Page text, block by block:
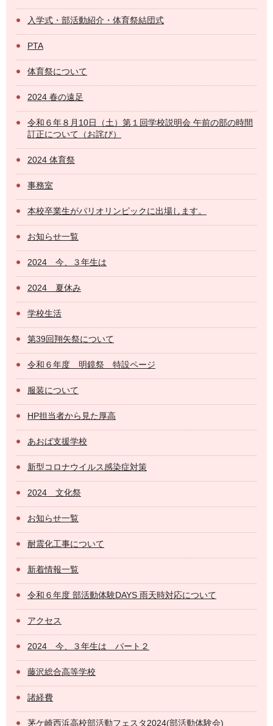
入学式・部活動紹介・体育祭結団式
PTA
体育祭について
2024 春の遠足
令和６年８月10日（土）第１回学校説明会 午前の部の時間
訂正について（お詫び）
2024 体育祭
事務室
本校卒業生がパリオリンピックに出場します。
お知らせ一覧
2024 今、３年生は
2024 夏休み
学校生活
第39回翔矢祭について
令和６年度 明鏡祭 特設ページ
服装について
HP担当者から見た厚高
あおば支援学校
新型コロナウイルス感染症対策
2024 文化祭
お知らせ一覧
耐震化工事について
新着情報一覧
令和６年度 部活動体験DAYS 雨天時対応について
アクセス
2024 今、３年生は パート２
藤沢総合高等学校
諸経費
茅ケ崎西浜高校部活動フェスタ2024(部活動体験会)